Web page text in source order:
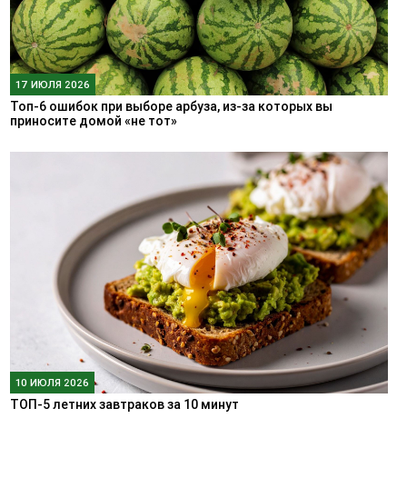
17 ИЮЛЯ 2026
Топ-6 ошибок при выборе арбуза, из-за которых вы
приносите домой «не тот»
10 ИЮЛЯ 2026
ТОП-5 летних завтраков за 10 минут